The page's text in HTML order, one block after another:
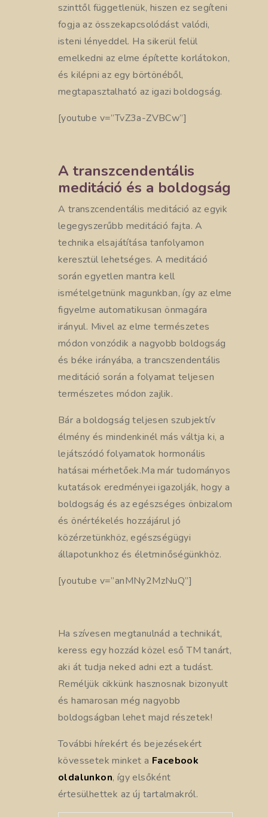
szinttől függetlenük, hiszen ez segíteni
fogja az összekapcsolódást valódi,
isteni lényeddel. Ha sikerül felül
emelkedni az elme építette korlátokon,
és kilépni az egy börtönéből,
megtapasztalható az igazi boldogság.
[youtube v=”TvZ3a-ZVBCw”]
A transzcendentális
meditáció és a boldogság
A transzcendentális meditáció az egyik
legegyszerűbb meditáció fajta. A
technika elsajátítása tanfolyamon
keresztül lehetséges. A meditáció
során egyetlen mantra kell
ismételgetnünk magunkban, így az elme
figyelme automatikusan önmagára
irányul. Mivel az elme természetes
módon vonzódik a nagyobb boldogság
és béke irányába, a trancszendentális
meditáció során a folyamat teljesen
természetes módon zajlik.
Bár a boldogság teljesen szubjektív
élmény és mindenkinél más váltja ki, a
lejátszódó folyamatok hormonális
hatásai mérhetőek.Ma már tudományos
kutatások eredményei igazolják, hogy a
boldogság és az egészséges önbizalom
és önértékelés hozzájárul jó
közérzetünkhöz, egészségügyi
állapotunkhoz és életminőségünkhöz.
[youtube v=”anMNy2MzNuQ”]
Ha szívesen megtanulnád a technikát,
keress egy hozzád közel eső TM tanárt,
aki át tudja neked adni ezt a tudást.
Reméljük cikkünk hasznosnak bizonyult
és hamarosan még nagyobb
boldogságban lehet majd részetek!
További hírekért és bejezésekért
kövessetek minket a Facebook
oldalunkon, így elsőként
értesülhettek az új tartalmakról.